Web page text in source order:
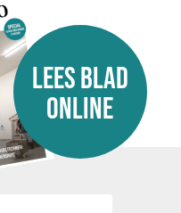
LEES BLAD
ONLINE